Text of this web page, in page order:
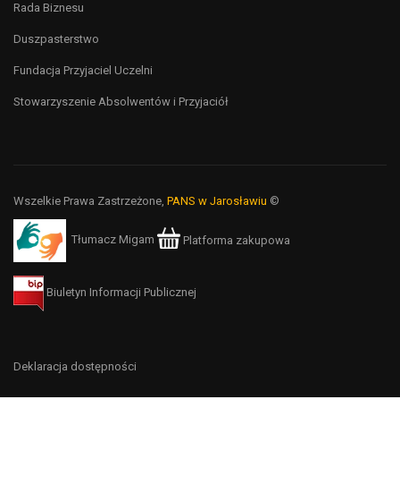
Rada Biznesu
Duszpasterstwo
Fundacja Przyjaciel Uczelni
Stowarzyszenie Absolwentów i Przyjaciół
Wszelkie Prawa Zastrzeżone, PANS w Jarosławiu ©
Tłumacz Migam Platforma zakupowa
Biuletyn Informacji Publicznej
Deklaracja dostępności